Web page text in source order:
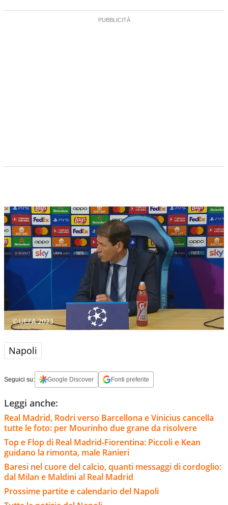
Napoli
Seguici su: Google Discover Fonti preferite
Leggi anche:
Real Madrid, Rodri verso Barcellona e Vinicius cancella
tutte le foto: per Mourinho due grane da risolvere
Top e Flop di Real Madrid-Fiorentina: Piccoli e Kean
guidano la rimonta, male Ranieri
Baresi nel cuore del calcio, quanti messaggi di cordoglio:
dal Milan e Maldini al Real Madrid
Prossime partite e calendario del Napoli